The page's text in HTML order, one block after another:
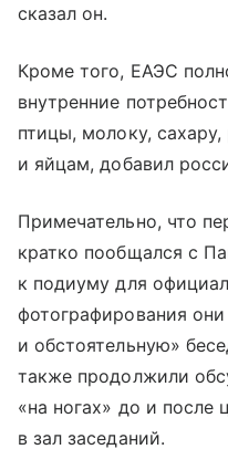
сказал он.
Кроме того, ЕАЭС
внутренние
птицы, молоку,
и яйцам, добавил
Примечательно, что
кратко пообщался с
к подиуму для
фотографирования
и обстоятельную»
также продолжили
«на ногах» до и после
в зал заседаний.